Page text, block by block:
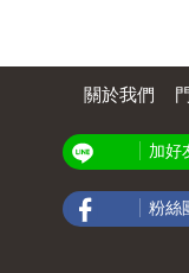
關於我們
加好
粉絲